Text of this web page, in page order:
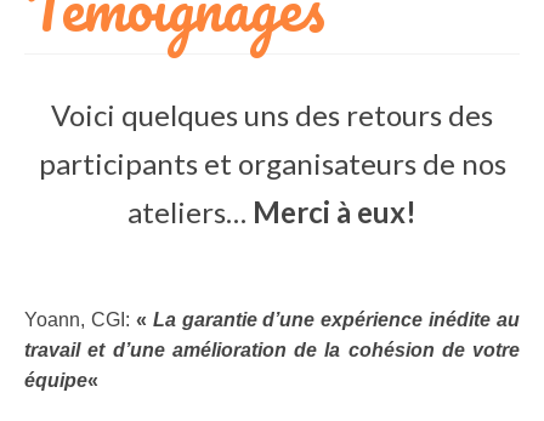
Rigologie® et Yoga du rire
Blog
Qui suis-je?
Bénéfices
Gestion du stress
Voici quelques uns des retours des
participants et organisateurs de nos
ateliers… Merci à eux!
Yoann, CGI: « La garantie d’une expérience inédite au
travail et d’une amélioration de la cohésion de votre
équipe«